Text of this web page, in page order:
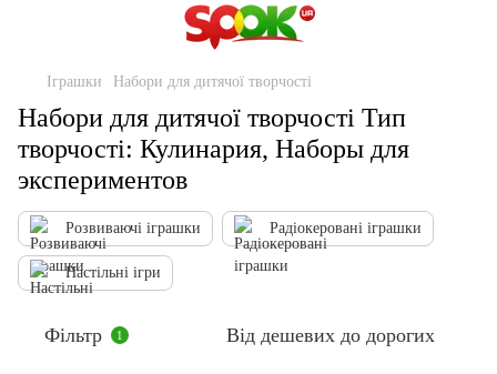
Іграшки Набори для дитячої творчості
Набори для дитячої творчості Тип
творчості: Кулинария, Наборы для
экспериментов
Розвиваючі іграшки Радіокеровані іграшки
Настільні ігри
Фільтр 1 Від дешевих до дорогих